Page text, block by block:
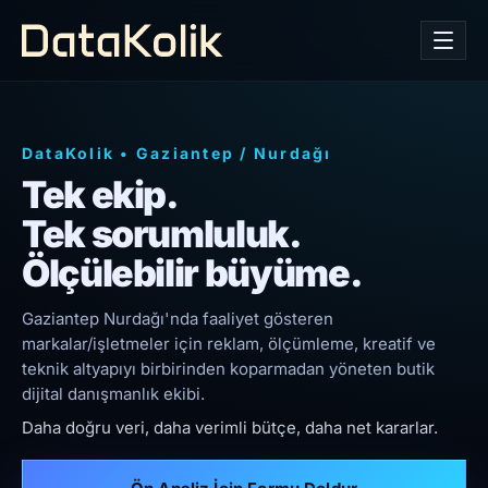
DataKolik • Gaziantep / Nurdağı
Tek ekip.
Tek sorumluluk.
Ölçülebilir büyüme.
Gaziantep Nurdağı'nda faaliyet gösteren
markalar/işletmeler için reklam, ölçümleme, kreatif ve
teknik altyapıyı birbirinden koparmadan yöneten butik
dijital danışmanlık ekibi.
Daha doğru veri, daha verimli bütçe, daha net kararlar.